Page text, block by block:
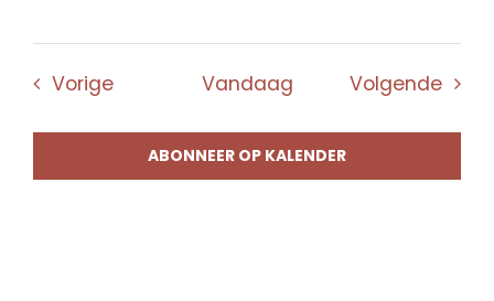
VorigeEvenementenVandaag Volgende
ABONNEER OP KALENDER